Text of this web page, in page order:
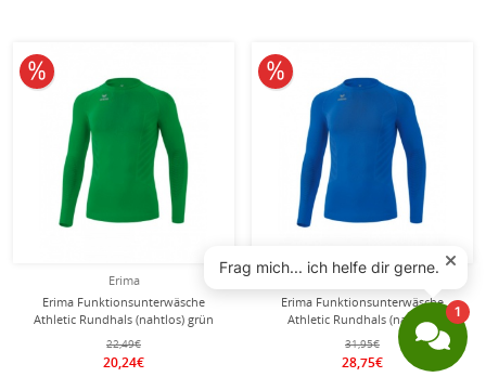
Erima
Erima Funktionsunterwäsche
Athletic Rundhals (nahtlos) grün
Herren
22,49€
20,24€
10% reduziert
Erima Funktionsunterwäsche
Athletic Rundhals (nahtlos)
royalblau Herren
31,95€
28,75€
10% reduziert